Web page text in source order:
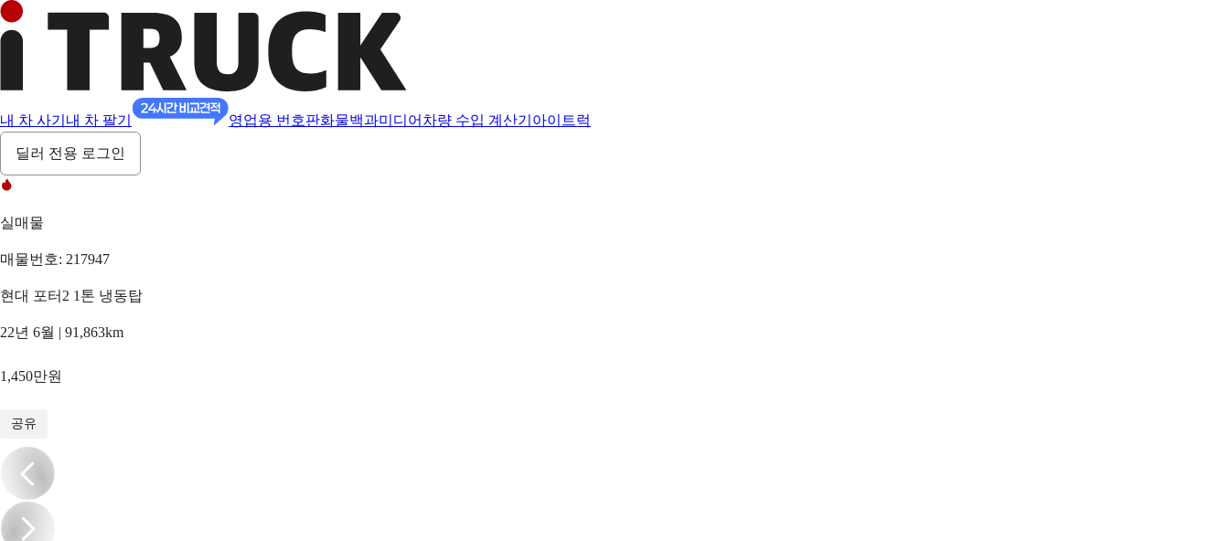
내 차 사기 내 차 팔기 영업용 번호판화물백과미디어 차량 수입 계산기 아이트럭
딜러 전용 로그인
실매물
매물번호: 217947
현대 포터2 1톤 냉동탑
22년 6월 | 91,863km
1,450만원
공유
/17